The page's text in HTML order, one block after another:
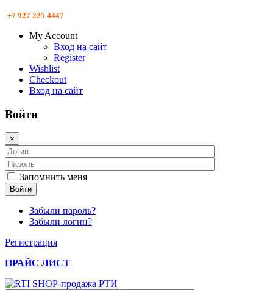
+7 927 225 4447
My Account
Вход на сайт
Register
Wishlist
Checkout
Вход на сайт
Войти
×
Запомнить меня
Войти
Забыли пароль?
Забыли логин?
Регистрация
ПРАЙС ЛИСТ